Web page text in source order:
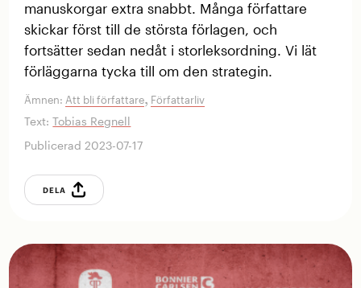
manuskorgar extra snabbt. Många författare
skickar först till de största förlagen, och
fortsätter sedan nedåt i storleksordning. Vi lät
förläggarna tycka till om den strategin.
Ämnen: Att bli författare, Författarliv
Text:Tobias Regnell
Publicerad 2023-07-17
DELA